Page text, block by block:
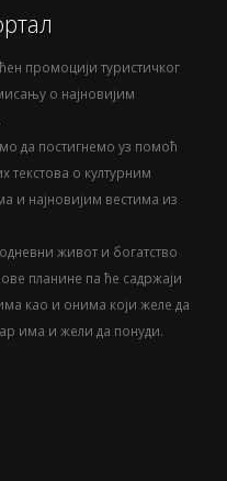
промоцији туристичког
о најновијим
да постигнемо уз помоћ
о културним
најновијим вестима из
живот и богатство
планине па ће садржаји
као и онима који желе да
има и жели да понуди.